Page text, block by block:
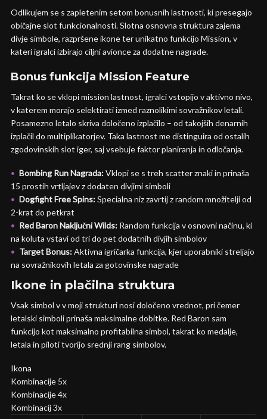
Odlikujem se s zapletenim setom bonusnih lastnosti, ki presegajo
običajne slot funkcionalnosti. Slotna osnovna struktura zajema
divje simbole, razpršene ikone ter unikatno funkcijo Mission, v
kateri igralci izbirajo ciljni avionce za dodatne nagrade.
Bonus funkcija Mission Feature
Takrat ko se vklopi mission lastnost, igralci vstopijo v aktivno nivo,
v katerem morajo selektirati izmed raznolikimi sovražnikov letali.
Posamezno letalo skriva določeno izplačilo – od takojših denarnih
izplačil do multiplikatorjev. Taka lastnost me distinguira od ostalih
zgodovinskih slot iger, saj vsebuje faktor planiranja in odločanja.
Bombing Run Nagrada:Vklopi se s treh scatter znaki in prinaša
15 prostih vrtljajev z dodaten divjimi simboli
Dogfight Free Spins:Specialna niz zavrtij z random množitelji od
2-krat do petkrat
Red Baron Naključni Wilds: Random funkcija v osnovni načinu, ki
na koluta vstavi od tri do pet dodatnih divjih simbolov
Target Bonus:Aktivna igričarka funkcija, kjer uporabniki streljajo
na sovražnikovih letala za gotovinske nagrade
Ikone in plačilna struktura
Vsak simbol v v moji strukturi nosi določeno vrednot, pri čemer
letalski simboli prinaša maksimalne dobitke. Red Baron sam
funkcijo kot maksimalno profitabilna simbol, takrat ko medalje,
letala in piloti tvorijo srednji rang simbolov.
Ikona
Kombinacije 5x
Kombinacije 4x
Kombinacij 3x